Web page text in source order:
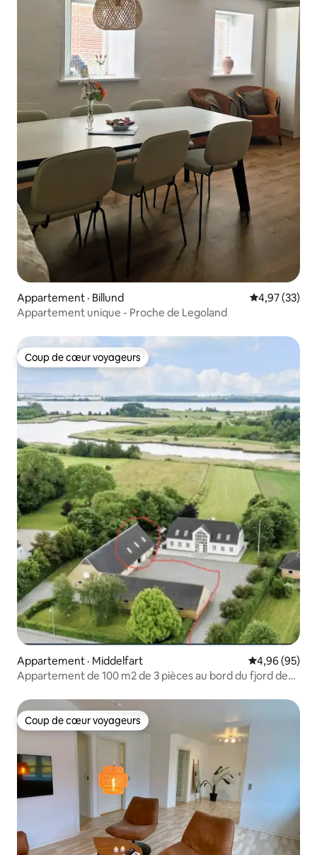
Appartement · Billund Note
4,97 (33)
Appartement unique - Proche de Legoland
Coup de cœur voyageurs
Coup de cœur voyageurs
Appartement · Middelfart Note
4,96 (95)
Appartement de 100 m2 de 3 pièces au bord du fjord de
Coup de cœur voyageurs
Coup de cœur voyageurs